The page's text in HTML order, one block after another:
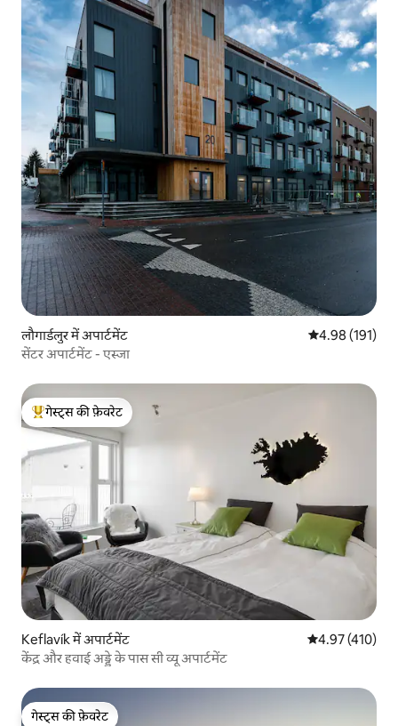
लौगार्डलुर में अपार्टमेंट औसत रेटिंग 5 में से
4.98 (191)
सेंटर अपार्टमेंट - एस्जा
गेस्ट्स का टॉप फ़ेवरेट
गेस्ट्स की फ़ेवरेट
Keflavík में अपार्टमेंट औसत रेटिंग 5 में से
4.97 (410)
केंद्र और हवाई अड्डे के पास सी व्यू अपार्टमेंट
गेस्ट्स की फ़ेवरेट